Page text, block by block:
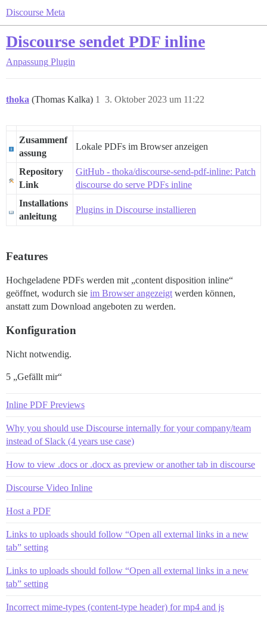
Discourse Meta
Discourse sendet PDF inline
Anpassung Plugin
thoka (Thomas Kalka) 3. Oktober 2023 um 11:22
1
Zusammenf
assung
Lokale PDFs im Browser anzeigen
Repository
Link
GitHub - thoka/discourse-send-pdf-inline: Patch
discourse do serve PDFs inline
Installations
anleitung
Plugins in Discourse installieren
Features
Hochgeladene PDFs werden mit „content disposition inline“
geöffnet, wodurch sie im Browser angezeigt werden können,
anstatt zum Download angeboten zu werden.
Konfiguration
Nicht notwendig.
5 „Gefällt mir“
Inline PDF Previews
Why you should use Discourse internally for your company/team
instead of Slack (4 years use case)
How to view .docs or .docx as preview or another tab in discourse
Discourse Video Inline
Host a PDF
Links to uploads should follow “Open all external links in a new
tab” setting
Links to uploads should follow “Open all external links in a new
tab” setting
Incorrect mime-types (content-type header) for mp4 and js